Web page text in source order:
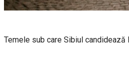
Temele sub care Sibiul candidează